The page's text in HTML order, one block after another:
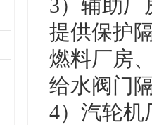
3）辅助厂
提供保护
燃料厂房
给水阀门
4）汽轮机